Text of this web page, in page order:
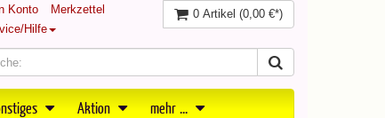
Konto
Merkzettel
Hilfe
0 Artikel (0,00 €*)
Aktion mehr ...